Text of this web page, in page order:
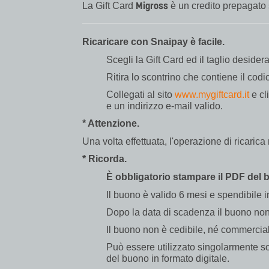
La Gift Card Migross è un credito
Ricaricare con Snaipay è facile.
Scegli la Gift Card ed il taglio
Ritira lo scontrino che contiene il
Collegati al sito www.mygiftcard.ite
e un indirizzo e-mail valido.
* Attenzione.
Una volta effettuata, l'operazione di
* Ricorda.
È obbligatorio stampare il PDF del
Il buono è valido 6 mesi e
Dopo la data di scadenza il buono
Il buono non è cedibile, né
Può essere utilizzato singolarmente
del buono in formato digitale.